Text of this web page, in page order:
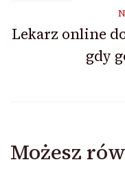
Lekarz online
gdy
Możesz